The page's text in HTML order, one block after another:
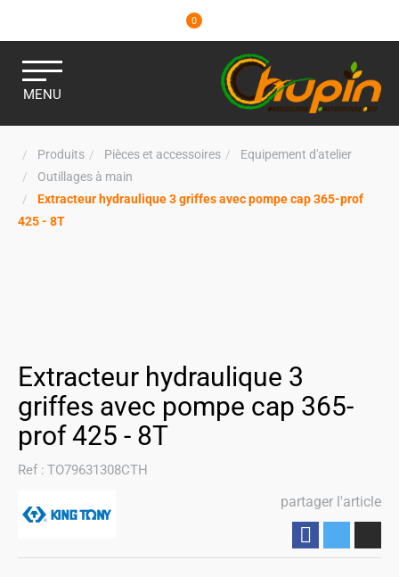
0
MENU
Produits Pièces et accessoires
Equipement d'atelier
Outillages à main
Extracteur hydraulique 3 griffes avec pompe cap 365-prof
425 - 8T
Extracteur hydraulique 3
griffes avec pompe cap 365-
prof 425 - 8T
Ref : TO79631308CTH
partager l'article